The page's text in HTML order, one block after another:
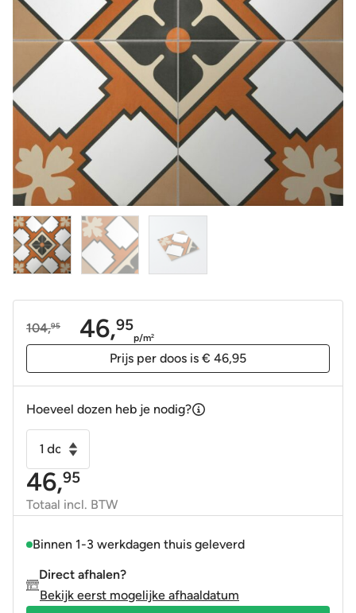
104,95
Oorspronkelijke
46,95
Huidige
p/m2
Prijs per doos is € 46,95
Hoeveel dozen heb je nodig?
Wandtegel
Rivoli
Turin
20x20
aantal
46,95
Totaal incl. BTW
Binnen 1-3 werkdagen thuis geleverd
Direct afhalen?
Bekijk eerst mogelijke afhaaldatum